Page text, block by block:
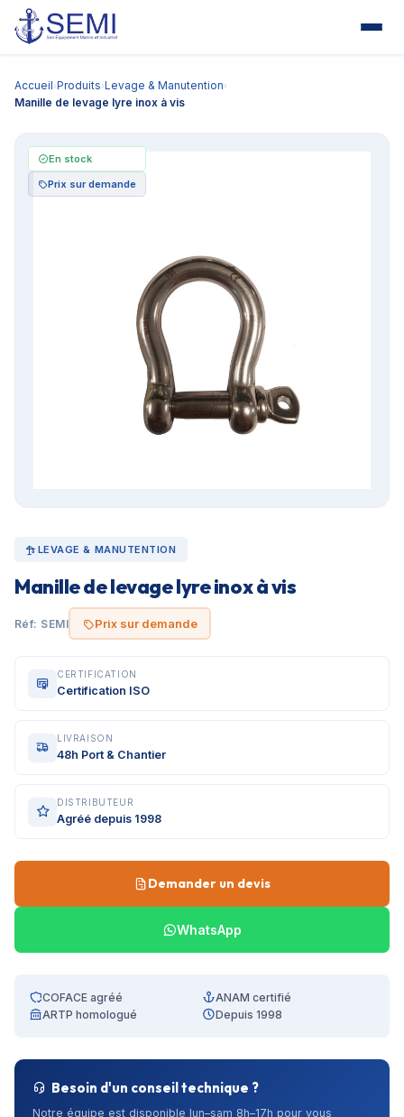
Accueil›Produits›Levage & Manutention›
Manille de levage lyre inox à vis
En stock
Prix sur demande
LEVAGE & MANUTENTION
Manille de levage lyre inox à vis
Réf: SEMI Prix sur demande
CERTIFICATION
Certification ISO
LIVRAISON
48h Port & Chantier
DISTRIBUTEUR
Agréé depuis 1998
Demander un devis
WhatsApp
COFACE agréé
ANAM certifié
ARTP homologué
Depuis 1998
Besoin d'un conseil technique ?
Notre équipe est disponible lun–sam 8h–17h pour vous